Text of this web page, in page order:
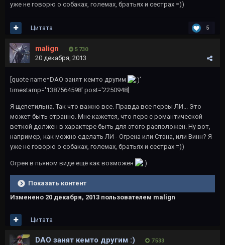
уже не говорю о собаках, големах, братьях и сестрах =))
5
Цитата
malign 5 730
20 декабря, 2013
[quote name=DAO занят кемто другим
'
timestamp='1387564598' post='2250948]
Я щепетильна. Так что важно все. Правда все персы ЛИ... Это
может быть странно. Мне кажется, что перс с романтической
веткой должен в характере быть для этого расположен. Ну вот,
например, как можно сделать ЛИ - Огрена или Стэна, или Винн? Я
уже не говорю о собаках, големах, братьях и сестрах =))
Огрен в пьяном виде ещё как возможен
Показать контент
Изменено 20 декабря, 2013 пользователем malign
Цитата
DAO занят кемто другим :) 7 533